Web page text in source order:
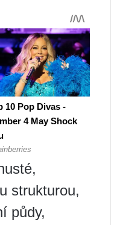
strukturou,
půdy,